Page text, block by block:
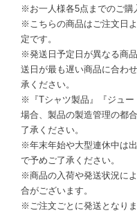
※お一人様各5点までのご購
※こちらの商品はご注文日
定です。
※発送日予定日が異なる商
送日が最も遅い商品に合わ
承ください。
※『Tシャツ製品』『ジュー
場合、製品の製造管理の都
了承ください。
※年末年始や大型連休中は
で予めご了承ください。
※商品の入荷や発送状況に
合がございます。
※ご注文ごとに発送となり